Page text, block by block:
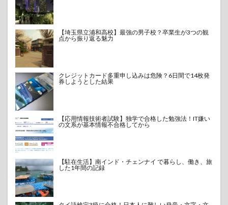
【埼玉県立浦和高校】最強の男子校？卒業生が3つの観
点から振り返る魅力
クレジットカード多重申し込みは危険？6日間で14枚発
券しようとした結果
【応用情報技術者試験】独学で合格した勉強法！IT嫌い
の文系が基本情報不合格してから
【駐在生活】南インド・チェンナイ で暮らし、働き、旅
した1年間の記録